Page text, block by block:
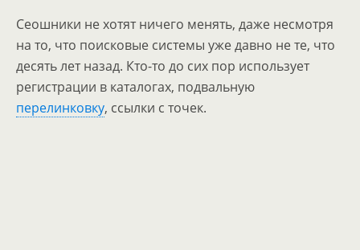
Сеошники не хотят ничего менять, даже несмотря
на то, что поисковые системы уже давно не те, что
десять лет назад. Кто-то до сих пор использует
регистрации в каталогах, подвальную
перелинковку, ссылки с точек.